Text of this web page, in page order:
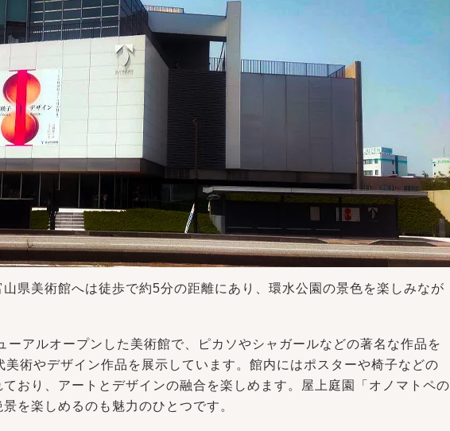
県美術館へは徒歩で約5分の距離にあり、環水公園の景色を楽しみなが
ーアルオープンした美術館で、ピカソやシャガールなどの著名な作品を
術やデザイン作品を展示しています。館内にはポスターや椅子などの
おり、アートとデザインの融合を楽しめます。屋上庭園「オノマトペの
を楽しめるのも魅力のひとつです。